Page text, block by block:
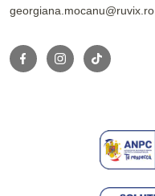
georgiana.mocanu@ruvix.ro